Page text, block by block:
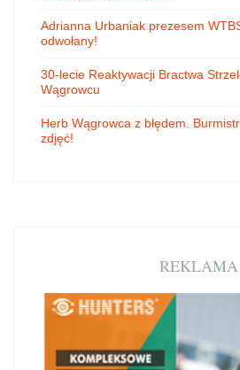
Adrianna Urbaniak prezesem
odwołany!
30-lecie Reaktywacji Bractwa
Wągrowcu
Herb Wągrowca z błędem.
zdjęć!
REKLAMA